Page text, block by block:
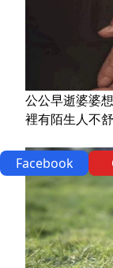
公公早逝婆婆
裡有陌生人不
Facebook